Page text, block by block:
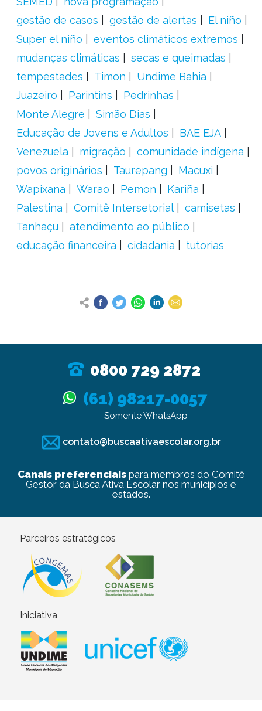
gestão de casos
gestão de alertas
El niño
Super el niño
eventos climáticos extremos
mudanças climáticas
secas e queimadas
tempestades
Timon
Undime Bahia
Juazeiro
Parintins
Pedrinhas
Monte Alegre
Simão Dias
Educação de Jovens e Adultos
BAE EJA
Venezuela
migração
comunidade indígena
povos originários
Taurepang
Macuxi
Wapixana
Warao Pemon
Kariña
Palestina
Comitê Intersetorial
camisetas
Tanhaçu
atendimento ao público
educação financeira
cidadania tutorias
0800 729 2872
(61) 98217-0057
Somente WhatsApp
contato@buscaativaescolar.org.br
Canais preferenciaispara membros do Comitê
Gestor da Busca Ativa Escolar nos municípios e
estados.
Parceiros estratégicos
Iniciativa